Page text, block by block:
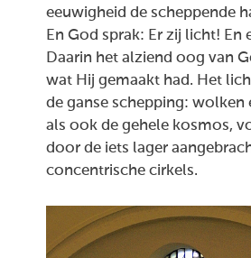
eeuwigheid de scheppende
En God sprak: Er zij licht! En
Daarin het alziend oog van
wat Hij gemaakt had. Het
de ganse schepping: wolken
als ook de gehele kosmos,
door de iets lager
concentrische cirkels.